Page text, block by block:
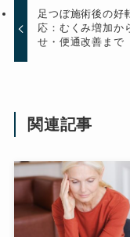
足つぼ施術後の好
応：むくみ増加か
せ・便通改善まで
関連記事